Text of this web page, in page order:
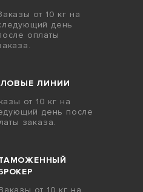
от 10 кг на
день
оплаты
ЛИНИИ
от 10 кг на
день после
заказа.